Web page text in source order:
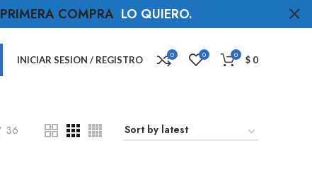
INICIAR SESION / REGISTRO 0 0 0 $ 0
36
COMPRA LO QUIERO.